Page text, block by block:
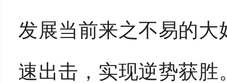
发展当前来之不易的
速出击，实现逆势获